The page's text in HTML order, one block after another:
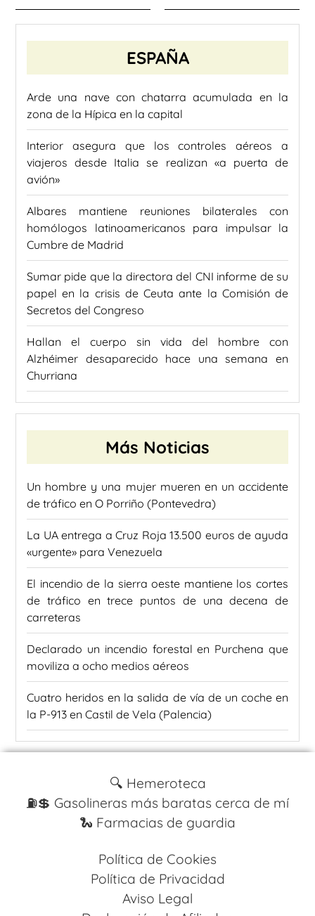
ESPAÑA
Arde una nave con chatarra acumulada en la
zona de la Hípica en la capital
Interior asegura que los controles aéreos a
viajeros desde Italia se realizan «a puerta de
avión»
Albares mantiene reuniones bilaterales con
homólogos latinoamericanos para impulsar la
Cumbre de Madrid
Sumar pide que la directora del CNI informe de su
papel en la crisis de Ceuta ante la Comisión de
Secretos del Congreso
Hallan el cuerpo sin vida del hombre con
Alzhéimer desaparecido hace una semana en
Churriana
Más Noticias
Un hombre y una mujer mueren en un accidente
de tráfico en O Porriño (Pontevedra)
La UA entrega a Cruz Roja 13.500 euros de ayuda
«urgente» para Venezuela
El incendio de la sierra oeste mantiene los cortes
de tráfico en trece puntos de una decena de
carreteras
Declarado un incendio forestal en Purchena que
moviliza a ocho medios aéreos
Cuatro heridos en la salida de vía de un coche en
la P-913 en Castil de Vela (Palencia)
🔍 Hemeroteca
⛽️💲 Gasolineras más baratas cerca de mí
🐍 Farmacias de guardia
Política de Cookies
Política de Privacidad
Aviso Legal